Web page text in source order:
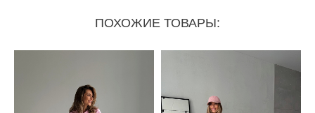
ПОХОЖИЕ ТОВАРЫ: